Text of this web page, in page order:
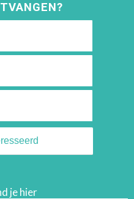
jehier